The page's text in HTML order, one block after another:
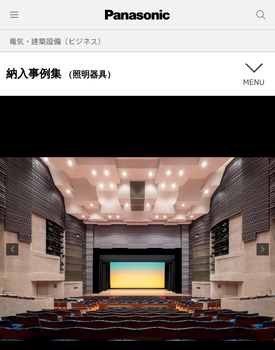
電気・建築設備（ビジネス）
納入事例集 （照明器具）